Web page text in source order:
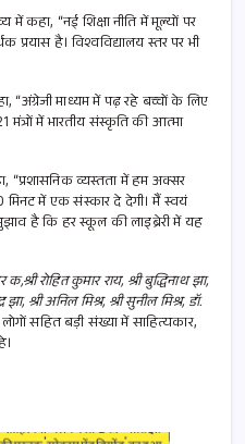
में कहा, “नई शिक्षा नीति में मूल्यों पर
है। विश्वविद्यालय स्तर पर भी
“अंग्रेजी माध्यम में पढ़ रहे बच्चों के लिए
मंत्रों में भारतीय संस्कृति की आत्मा
“प्रशासनिक व्यस्तता में हम अक्सर
में एक संस्कार दे देगी। मैं स्वयं
है कि हर स्कूल की लाइब्रेरी में यह
रोहित कुमार राय, श्री बुद्धिनाथ झा,
श्री अनिल मिश्र, श्री सुनील मिश्र, डॉ.
सहित बड़ी संख्या में साहित्यकार,